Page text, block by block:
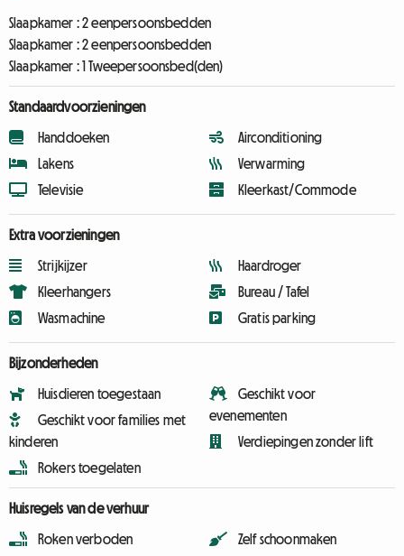
Slaapkamer :2 eenpersoonsbedden
Slaapkamer :2 eenpersoonsbedden
Slaapkamer :1 Tweepersoonsbed(den)
Standaardvoorzieningen
Handdoeken
Lakens
Televisie
Airconditioning
Verwarming
Kleerkast/Commode
Extra voorzieningen
Strijkijzer
Kleerhangers
Wasmachine
Haardroger
Bureau / Tafel
Gratis parking
Bijzonderheden
Huisdieren toegestaan
Geschikt voor families met
kinderen
Rokers toegelaten
Geschikt voor
evenementen
Verdiepingen zonder lift
Huisregels van de verhuur
Roken verboden Zelf schoonmaken